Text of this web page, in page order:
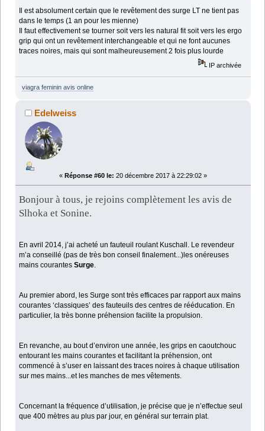
Il est absolument certain que le revêtement des surge LT ne tient pas
dans le temps (1 an pour les mienne)
Il faut effectivement se tourner soit vers les natural fit soit vers les ergo
grip qui ont un revêtement interchangeable et qui ne font aucunes
traces noires, mais qui sont malheureusement 2 fois plus lourde
IP archivée
viagra feminin avis online
Edelweiss
« Réponse #60 le: 20 décembre 2017 à 22:29:02 »
Bonjour à tous, je rejoins complètement les avis de
Slhoka et Sonine.
En avril 2014, j’ai acheté un fauteuil roulant Kuschall. Le revendeur
m’a conseillé (pas de très bon conseil finalement...)les onéreuses
mains courantesSurge.
Au premier abord, les Surge sont très efficaces par rapport aux mains
courantes ‘classiques’ des fauteuils des centres de rééducation. En
particulier, la très bonne préhension facilite la propulsion.
En revanche, au bout d’environ une année, les grips en caoutchouc
entourant les mains courantes et facilitant la préhension, ont
commencé à s’user en laissant des traces noires à chaque utilisation
sur mes mains...et les manches de mes vêtements.
Concernant la fréquence d’utilisation, je précise que je n’effectue seul
que 400 mètres au plus par jour, en général sur terrain plat.